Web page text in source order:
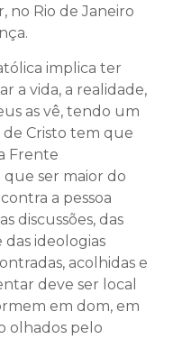
no Rio de Janeiro
implica ter
a vida, a realidade,
as vê, tendo um
Cristo tem que
Frente
ser maior do
a pessoa
discussões, das
das ideologias
acolhidas e
deve ser local
em dom, em
olhados pelo